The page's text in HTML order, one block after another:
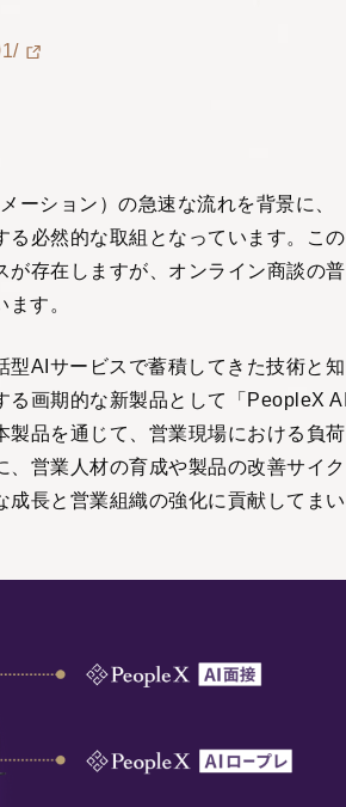
ーション）の急速な流れを背景に、
必然的な取組となっています。この
存在しますが、オンライン商談の普
す。
型AIサービスで蓄積してきた技術と知
画期的な新製品として「PeopleX AI
品を通じて、営業現場における負荷
営業人材の育成や製品の改善サイク
長と営業組織の強化に貢献してまい